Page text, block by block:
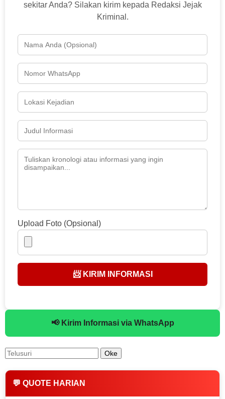
sekitar Anda? Silakan kirim kepada Redaksi Jejak
Kriminal.
Upload Foto (Opsional)
📨 KIRIM INFORMASI
📢 Kirim Informasi via WhatsApp
💬 QUOTE HARIAN